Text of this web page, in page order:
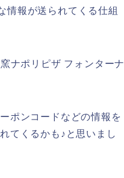
情報が送られてくる仕組
ナポリピザ フォンターナ
ポンコードなどの情報を
てくるかも♪と思いまし